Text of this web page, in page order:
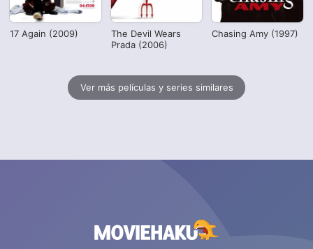
17 Again (2009)
The Devil Wears
Prada (2006)
Chasing Amy (1997)
Ver más películas y series similares